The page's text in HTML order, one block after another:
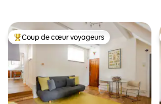
Coups de cœur voyageurs les plus appréciés
Coup de cœur voyageurs